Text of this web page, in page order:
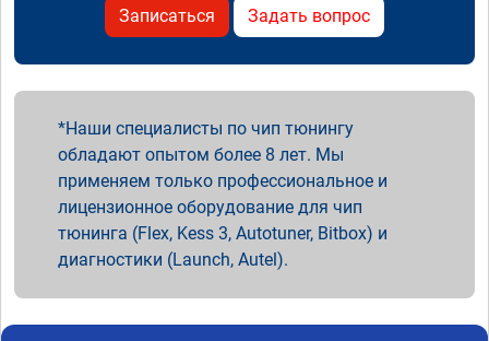
Записаться Задать вопрос
Наши специалисты по чип тюнингу
обладают опытом более 8 лет. Мы
применяем только профессиональное и
лицензионное оборудование для чип
тюнинга (Flex, Kess 3, Autotuner, Bitbox) и
диагностики (Launch, Autel).